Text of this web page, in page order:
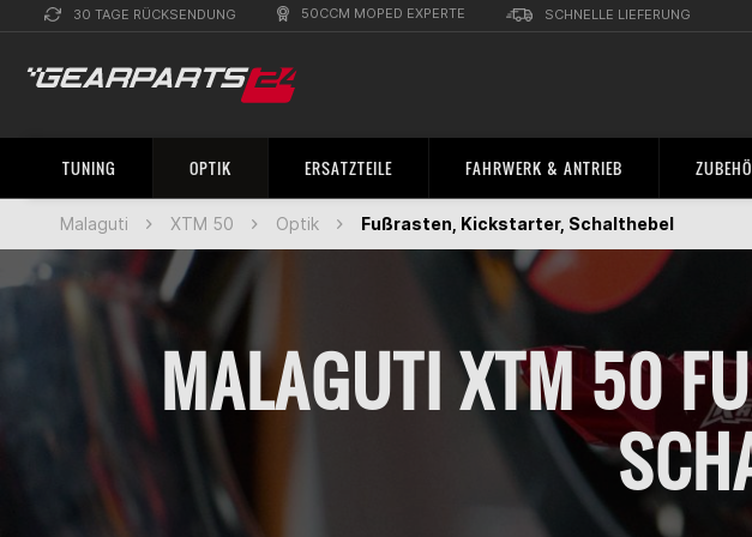
30 TAGE RÜCKSENDUNG 50CCM MOPED EXPERTE SCHNELLE LIEFERUNG
TUNING OPTIK ERSATZTEILE FAHRWERK & ANTRIEB
Malaguti XTM 50 Optik Fußrasten, Kickstarter, Schalthebel
MALAGUTI XTM 50